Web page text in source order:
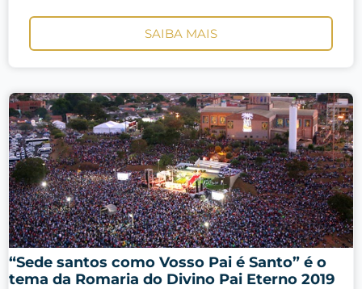
SAIBA MAIS
“Sede santos como Vosso Pai é Santo” é o
tema da Romaria do Divino Pai Eterno 2019